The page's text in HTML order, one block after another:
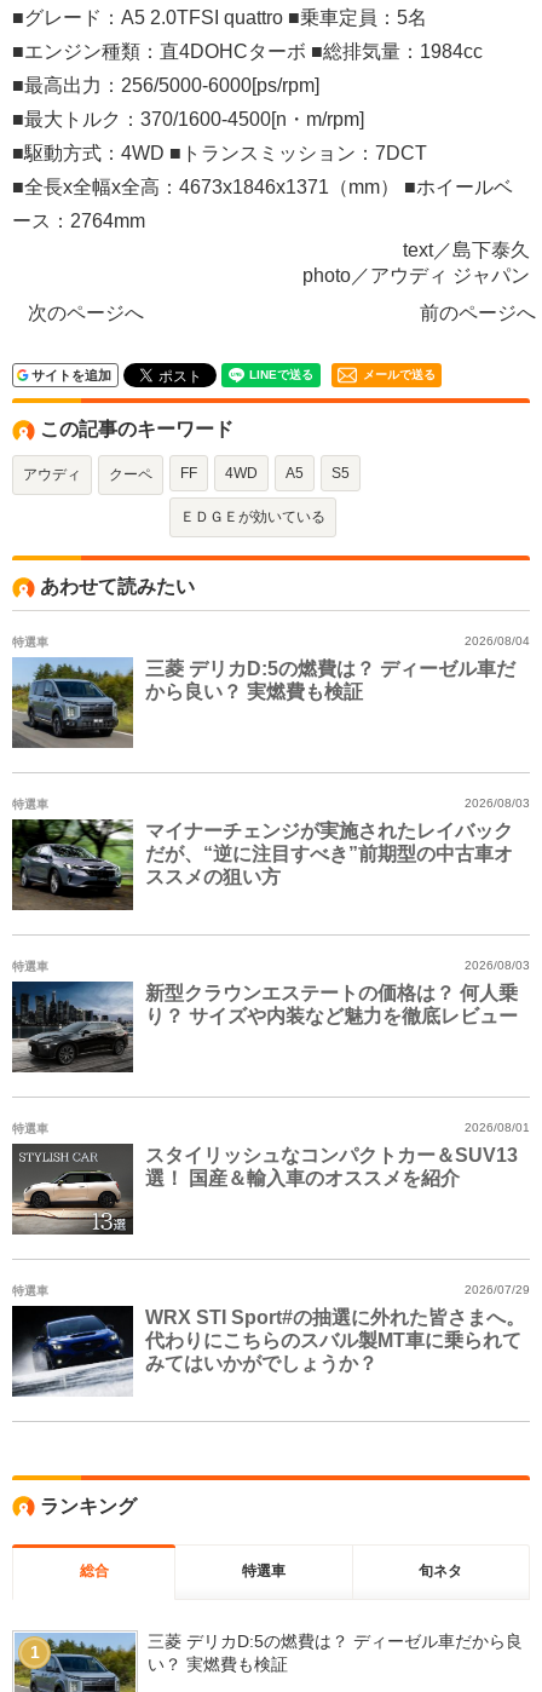
■グレード：A5 2.0TFSI quattro ■乗車定員：5名
■エンジン種類：直4DOHCターボ ■総排気量：1984cc
■最高出力：256/5000-6000[ps/rpm]
■最大トルク：370/1600-4500[n・m/rpm]
■駆動方式：4WD ■トランスミッション：7DCT
■全長x全幅x全高：4673x1846x1371（mm） ■ホイールベ
ース：2764mm
text／島下泰久
photo／アウディ ジャパン
次のページへ
前のページへ
サイトを追加 メールで送る
この記事のキーワード
アウディ クーペ FF 4WD A5 S5
ＥＤＧＥが効いている
あわせて読みたい
特選車
三菱 デリカD:5の燃費は？ ディーゼル車だ
から良い？ 実燃費も検証
2026/08/04
特選車
マイナーチェンジが実施されたレイバック
だが、“逆に注目すべき”前期型の中古車オ
ススメの狙い方
2026/08/03
特選車
新型クラウンエステートの価格は？ 何人乗
り？ サイズや内装など魅力を徹底レビュー
2026/08/03
特選車
スタイリッシュなコンパクトカー＆SUV13
選！ 国産＆輸入車のオススメを紹介
2026/08/01
特選車
WRX STI Sport#の抽選に外れた皆さまへ。
代わりにこちらのスバル製MT車に乗られて
みてはいかがでしょうか？
2026/07/29
ランキング
総合 特選車 旬ネタ
1
三菱 デリカD:5の燃費は？ ディーゼル車だから良
い？ 実燃費も検証